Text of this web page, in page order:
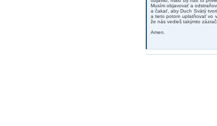
Musím objavovať a
a čakať, aby Duch Svätý
a tieto potom uplatňovať vo
že nás vedieš takýmto
Amen.